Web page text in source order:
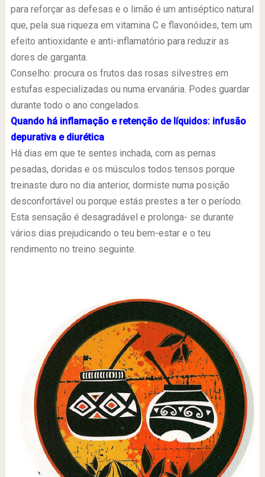
para reforçar as defesas e o limão é um antiséptico natural
que, pela sua riqueza em vitamina C e flavonóides, tem um
efeito antioxidante e anti-inflamatório para reduzir as
dores de garganta.
Conselho: procura os frutos das rosas silvestres em
estufas especializadas ou numa ervanária. Podes guardar
durante todo o ano congelados.
Quando há inflamação e retenção de líquidos: infusão
depurativa e diurética
Há dias em que te sentes inchada, com as pernas
pesadas, doridas e os músculos todos tensos porque
treinaste duro no dia anterior, dormiste numa posição
desconfortável ou porque estás prestes a ter o período.
Esta sensação é desagradável e prolonga- se durante
vários dias prejudicando o teu bem-estar e o teu
rendimento no treino seguinte.